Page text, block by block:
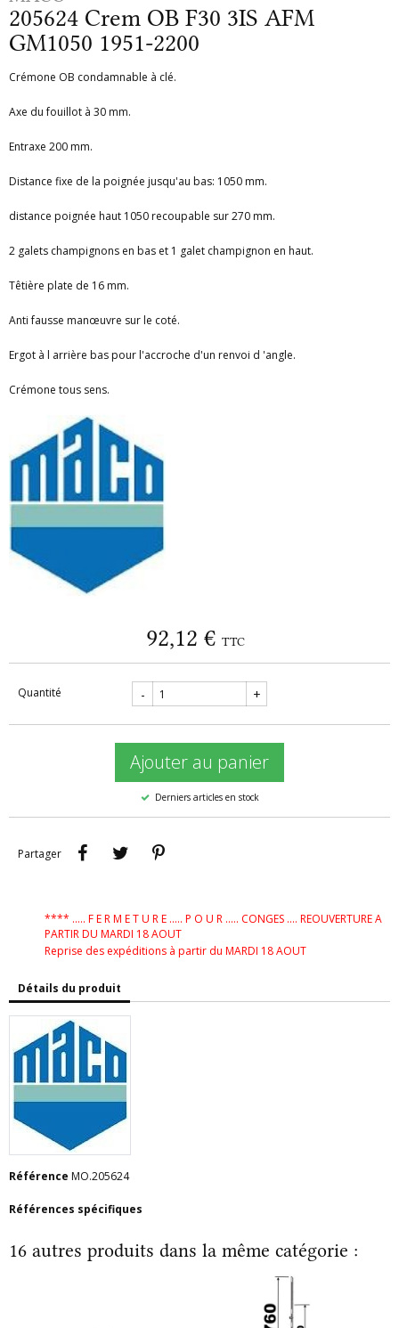
205624 Crem OB F30 3IS AFM
GM1050 1951-2200
Crémone OB condamnable à clé.
Axe du fouillot à 30 mm.
Entraxe 200 mm.
Distance fixe de la poignée jusqu'au bas: 1050 mm.
distance poignée haut 1050 recoupable sur 270 mm.
2 galets champignons en bas et 1 galet champignon en haut.
Têtière plate de 16 mm.
Anti fausse manœuvre sur le coté.
Ergot à l arrière bas pour l'accroche d'un renvoi d 'angle.
Crémone tous sens.
92,12 € TTC
Quantité - +
Ajouter au panier
Derniers articles en stock
Partager
Partager Tweet
**** ..... F E R M E T U R E ..... P O U R ..... CONGES .... REOUVERTURE A
PARTIR DU MARDI 18 AOUT
Reprise des expéditions à partir du MARDI 18 AOUT
Détails du produit
Référence MO.205624
Références spécifiques
16 autres produits dans la même catégorie :